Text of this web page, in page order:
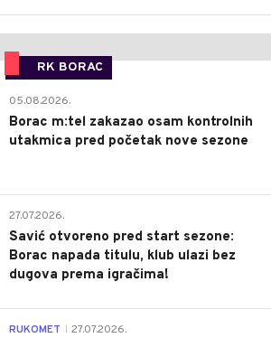
RK BORAC
05.08.2026.
Borac m:tel zakazao osam kontrolnih
utakmica pred početak nove sezone
27.07.2026.
Savić otvoreno pred start sezone:
Borac napada titulu, klub ulazi bez
dugova prema igračima!
RUKOMET 27.07.2026.